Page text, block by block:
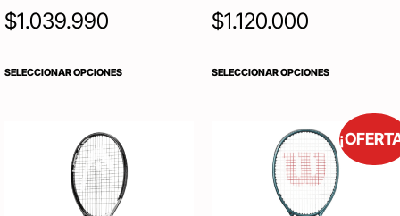
$1.039.990
SELECCIONAR OPCIONES
$1.120.000
SELECCIONAR OPCIONES